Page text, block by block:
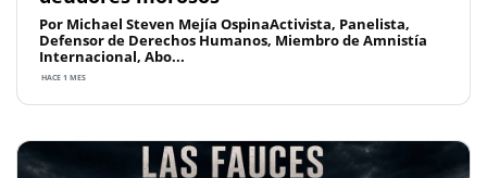
Por Michael Steven Mejía OspinaActivista, Panelista,
Defensor de Derechos Humanos, Miembro de Amnistía
Internacional, Abo...
HACE 1 MES